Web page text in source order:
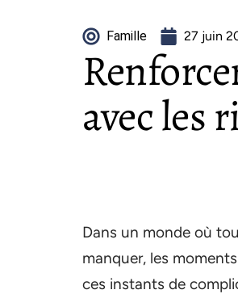
Famille 27 juin
avec les
Dans un monde où
manquer, les
ces instants de